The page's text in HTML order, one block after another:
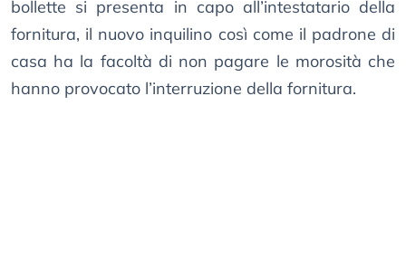
bollette si presenta in capo all’intestatario della
fornitura, il nuovo inquilino così come il padrone di
casa ha la facoltà di non pagare le morosità che
hanno provocato l’interruzione della fornitura.